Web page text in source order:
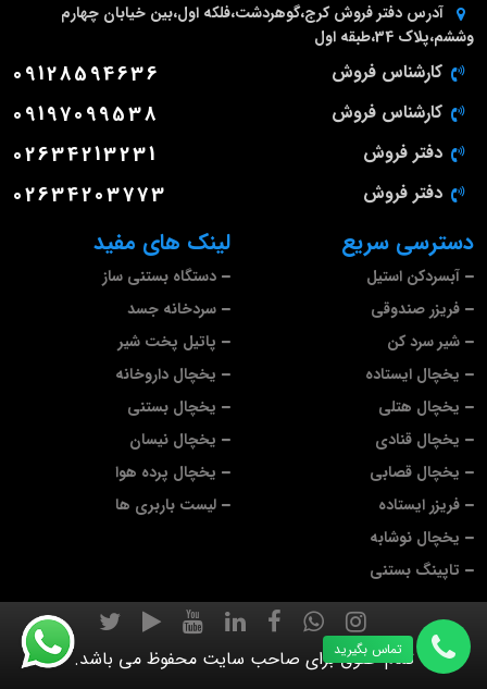
لینک های مفید
دستگاه بستنی ساز
سردخانه جسد
پاتیل پخت شیر
یخچال داروخانه
یخچال بستنی
یخچال نیسان
یخچال پرده هوا
لیست باربری ها
دسترسی سریع
آبسردکن استیل
فریزر صندوقی
شیر سرد کن
یخچال ایستاده
یخچال هتلی
یخچال قنادی
یخچال قصابی
فریزر ایستاده
یخچال نوشابه
تاپینگ بستنی
آدرس دفتر فروش کرج،گوهردشت،فلکه اول،بین خیابان چهارم
وششم،پلاک 34،طبقه اول
کارشناس فروش 09128594636
کارشناس فروش 09197099538
دفتر فروش 02634213231
دفتر فروش 02634203773
تمام حقوق برای صاحب سایت محفوظ می باشد.
تماس بگیرید